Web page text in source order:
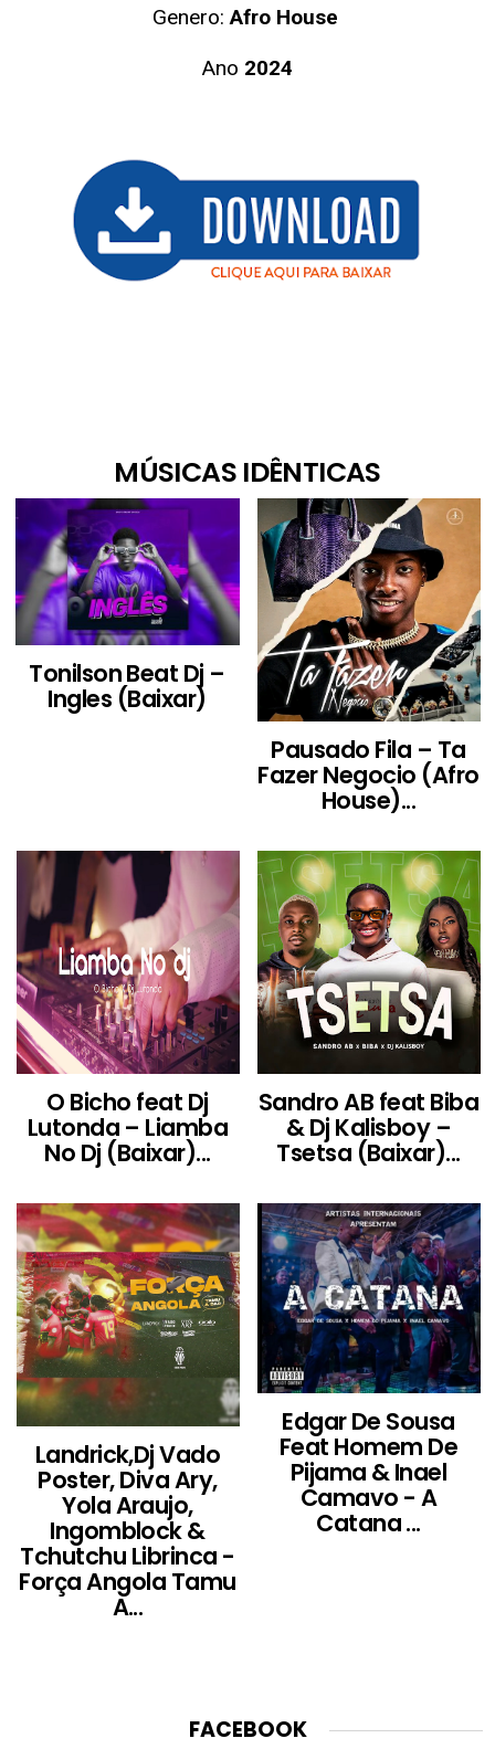
Genero: Afro House
Ano 2024
MÚSICAS IDÊNTICAS
Tonilson Beat Dj –
Ingles (Baixar)
Pausado Fila – Ta
Fazer Negocio (Afro
House)...
O Bicho feat Dj
Lutonda – Liamba
No Dj (Baixar)...
Sandro AB feat Biba
& Dj Kalisboy –
Tsetsa (Baixar)...
Landrick,Dj Vado
Poster, Diva Ary,
Yola Araujo,
Ingomblock &
Tchutchu Librinca -
Força Angola Tamu
A...
Edgar De Sousa
Feat Homem De
Pijama & Inael
Camavo - A
Catana ...
FACEBOOK